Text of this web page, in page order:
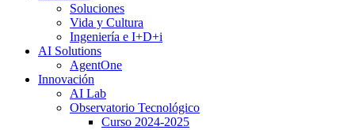
Soluciones
Vida y Cultura
Ingeniería e I+D+i
AI Solutions
AgentOne
Innovación
AI Lab
Observatorio Tecnológico
Curso 2024-2025